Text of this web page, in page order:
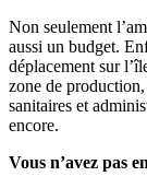
Non seulement
aussi un budget.
déplacement sur
zone de
sanitaires et
encore.
Vous n’avez pas